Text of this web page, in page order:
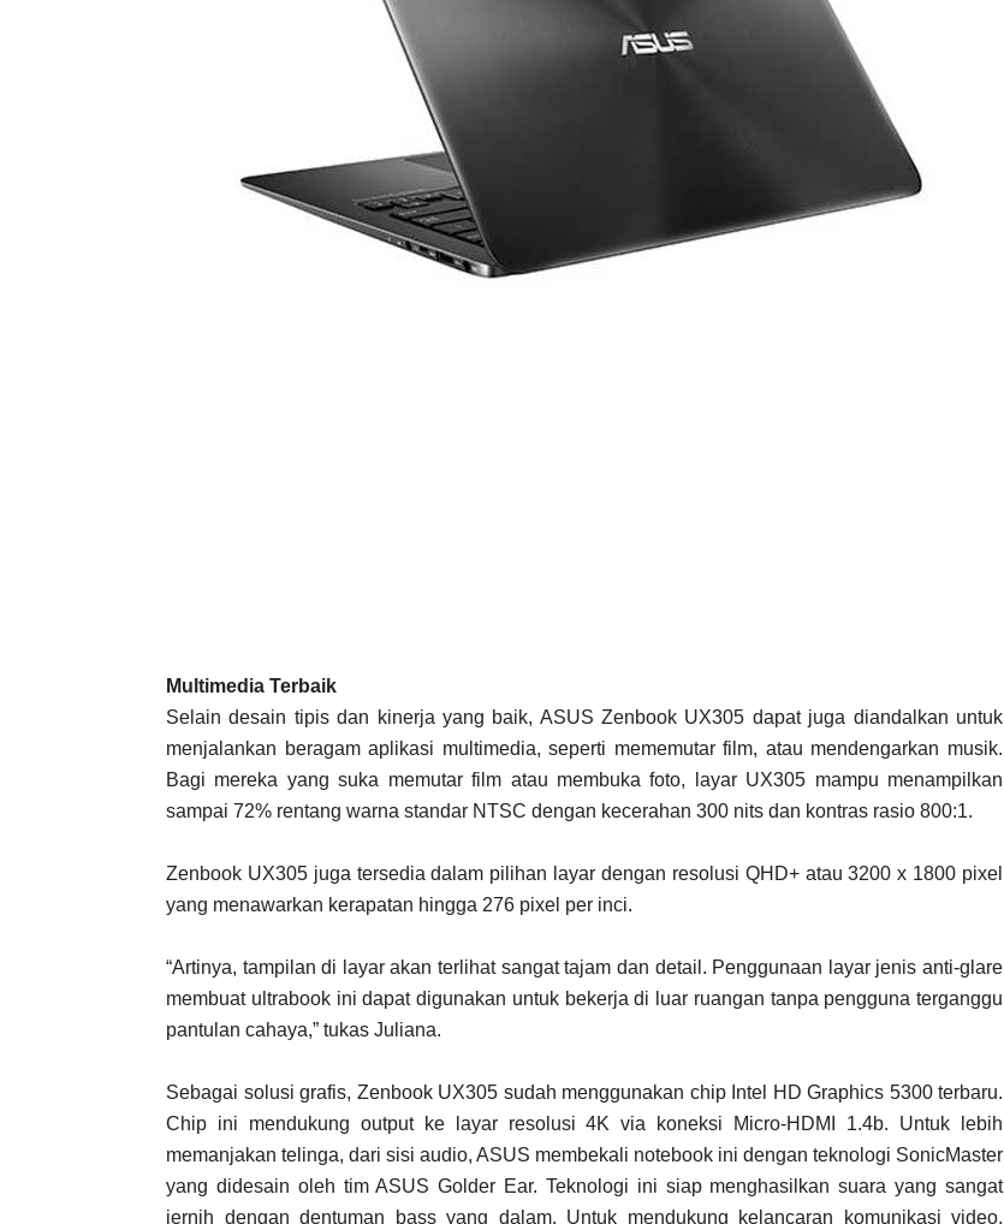
Multimedia Terbaik
Selain desain tipis dan kinerja yang baik, ASUS Zenbook UX305 dapat juga diandalkan untuk
menjalankan beragam aplikasi multimedia, seperti mememutar film, atau mendengarkan musik.
Bagi mereka yang suka memutar film atau membuka foto, layar UX305 mampu menampilkan
sampai 72% rentang warna standar NTSC dengan kecerahan 300 nits dan kontras rasio 800:1.
Zenbook UX305 juga tersedia dalam pilihan layar dengan resolusi QHD+ atau 3200 x 1800 pixel
yang menawarkan kerapatan hingga 276 pixel per inci.
“Artinya, tampilan di layar akan terlihat sangat tajam dan detail. Penggunaan layar jenis anti-glare
membuat ultrabook ini dapat digunakan untuk bekerja di luar ruangan tanpa pengguna terganggu
pantulan cahaya,” tukas Juliana.
Sebagai solusi grafis, Zenbook UX305 sudah menggunakan chip Intel HD Graphics 5300 terbaru.
Chip ini mendukung output ke layar resolusi 4K via koneksi Micro-HDMI 1.4b. Untuk lebih
memanjakan telinga, dari sisi audio, ASUS membekali notebook ini dengan teknologi SonicMaster
yang didesain oleh tim ASUS Golder Ear. Teknologi ini siap menghasilkan suara yang sangat
jernih dengan dentuman bass yang dalam. Untuk mendukung kelancaran komunikasi video,